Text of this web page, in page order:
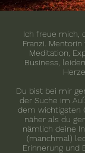
Ich freue mich,
Franzi.
Meditation,
Business,
Du bist bei mir
der Suche im
dem wichtigsten
näher als du
nämlich deine
(manchmal)
Erinnerung und